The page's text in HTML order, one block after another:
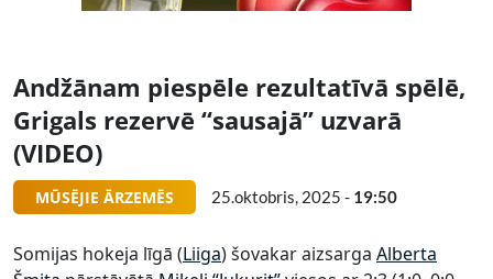
Andžānam piespēle rezultatīvā spēlē,
Grigals rezervē “sausajā” uzvarā
(VIDEO)
MŪSĒJIE ĀRZEMĒS 25.oktobris, 2025 - 19:50
Somijas hokeja līgā (Liiga) šovakar aizsarga Alberta